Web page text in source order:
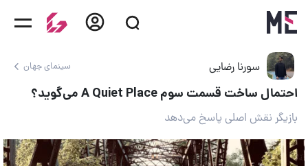
سورنا رضایی سینمای جهان
احتمال ساخت قسمت سوم A Quiet Place می‌گوید؟
بازیگر نقش اصلی پاسخ می‌دهد